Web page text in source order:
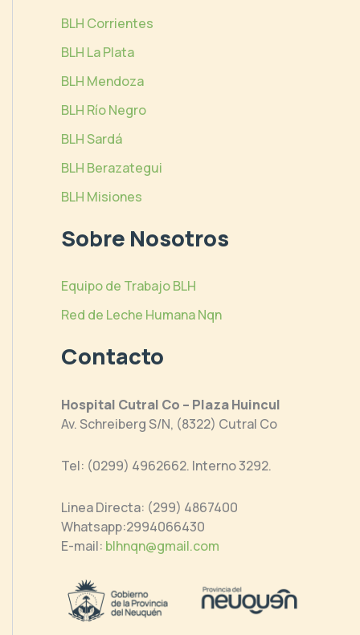
BLH Corrientes
BLH La Plata
BLH Mendoza
BLH Río Negro
BLH Sardá
BLH Berazategui
BLH Misiones
Sobre Nosotros
Equipo de Trabajo BLH
Red de Leche Humana Nqn
Contacto
Hospital Cutral Co – Plaza Huincul
Av. Schreiberg S/N, (8322) Cutral Co
Tel: (0299) 4962662. Interno 3292.
Linea Directa: (299) 4867400
Whatsapp:2994066430
E-mail: blhnqn@gmail.com